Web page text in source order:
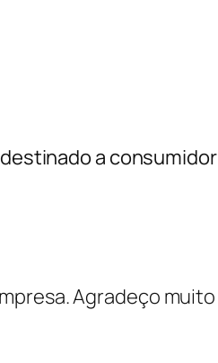
a
Agradeço muito